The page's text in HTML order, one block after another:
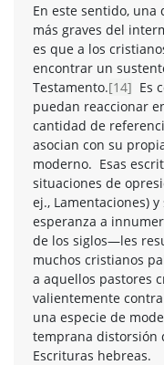
En este sentido, una
más graves del
es que a los
encontrar un
Testamento.[14] Es
puedan reaccionar
cantidad de
asocian con su
moderno. Esas
situaciones de
ej., Lamentaciones)
esperanza a
de los siglos—les
muchos cristianos
a aquellos pastores
valientemente
una especie de
temprana distorsión
Escrituras hebreas.